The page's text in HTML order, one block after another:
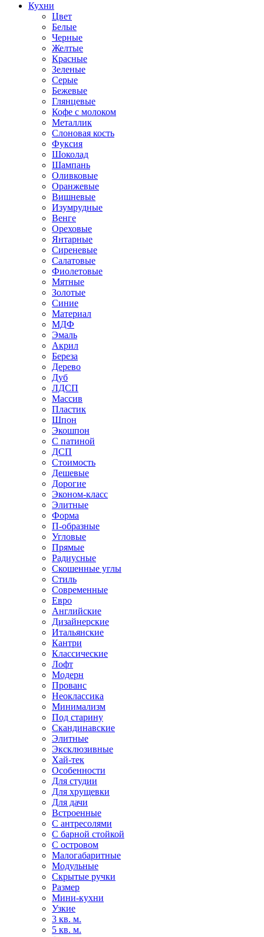
Кухни
Цвет
Белые
Черные
Желтые
Красные
Зеленые
Серые
Бежевые
Глянцевые
Кофе с молоком
Металлик
Слоновая кость
Фуксия
Шоколад
Шампань
Оливковые
Оранжевые
Вишневые
Изумрудные
Венге
Ореховые
Янтарные
Сиреневые
Салатовые
Фиолетовые
Мятные
Золотые
Синие
Материал
МДФ
Эмаль
Акрил
Береза
Дерево
Дуб
ЛДСП
Массив
Пластик
Шпон
Экошпон
С патиной
ДСП
Стоимость
Дешевые
Дорогие
Эконом-класс
Элитные
Форма
П-образные
Угловые
Прямые
Радиусные
Скошенные углы
Стиль
Современные
Евро
Английские
Дизайнерские
Итальянские
Кантри
Классические
Лофт
Модерн
Прованс
Неоклассика
Минимализм
Под старину
Скандинавские
Элитные
Эксклюзивные
Хай-тек
Особенности
Для студии
Для хрущевки
Для дачи
Встроенные
С антресолями
С барной стойкой
С островом
Малогабаритные
Модульные
Скрытые ручки
Размер
Мини-кухни
Узкие
3 кв. м.
5 кв. м.